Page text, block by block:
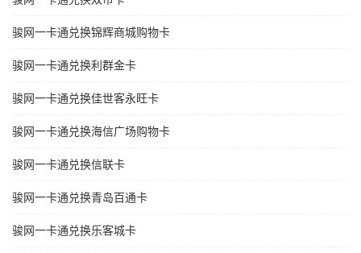
骏网一卡通兑换锦辉商城购物卡
骏网一卡通兑换利群金卡
骏网一卡通兑换佳世客永旺卡
骏网一卡通兑换海信广场购物卡
骏网一卡通兑换信联卡
骏网一卡通兑换青岛百通卡
骏网一卡通兑换乐客城卡